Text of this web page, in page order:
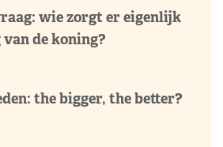
wie zorgt er eigenlijk
de koning?
the bigger, the better?